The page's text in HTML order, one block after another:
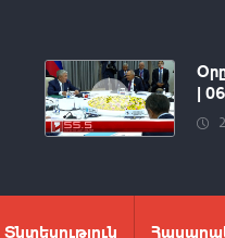
|
Տնտեսություն